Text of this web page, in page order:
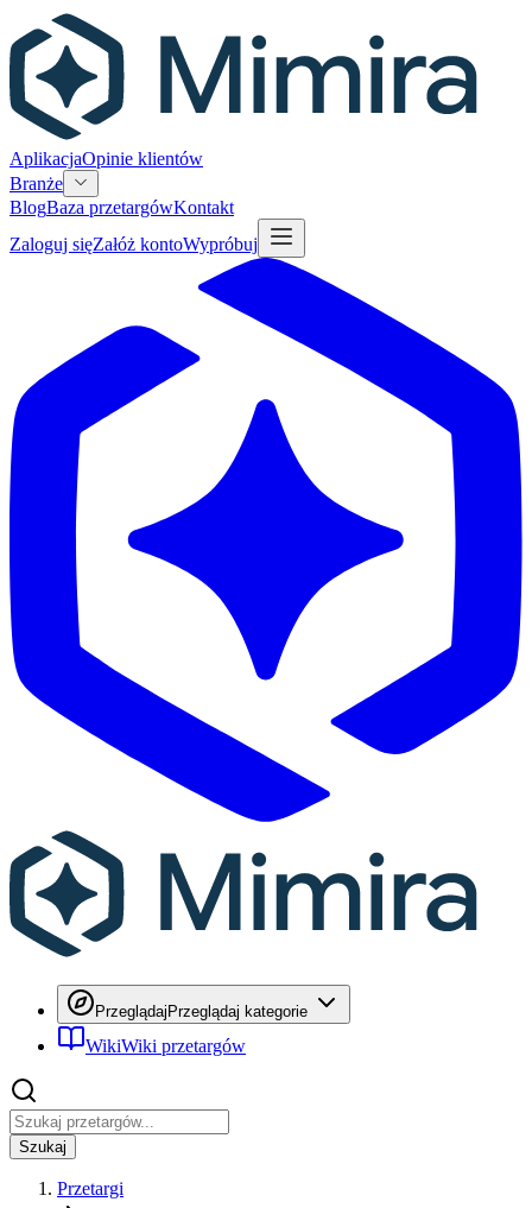
AplikacjaOpinie klientów
Branże
BlogBaza przetargówKontakt
Zaloguj sięZałóż kontoWypróbuj
PrzeglądajPrzeglądaj kategorie
WikiWiki przetargów
Szukaj
Przetargi